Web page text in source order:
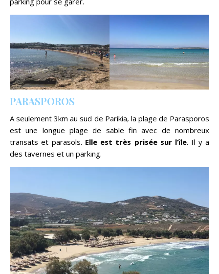
PARASPOROS
A seulement 3km au sud de Parikia, la plage de Parasporos
est une longue plage de sable fin avec de nombreux
transats et parasols. Elle est très prisée sur l’île. Il y a
des tavernes et un parking.